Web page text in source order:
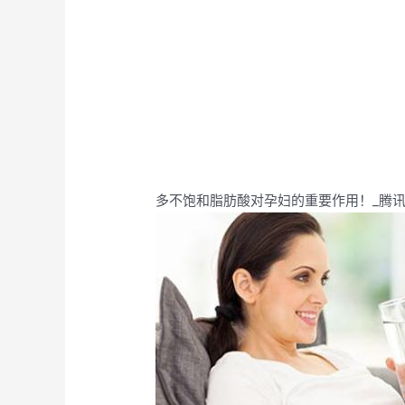
多不饱和脂肪酸对孕妇的重要作用！_腾